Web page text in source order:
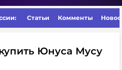
Статьи Комменты
Юнуса Мусу